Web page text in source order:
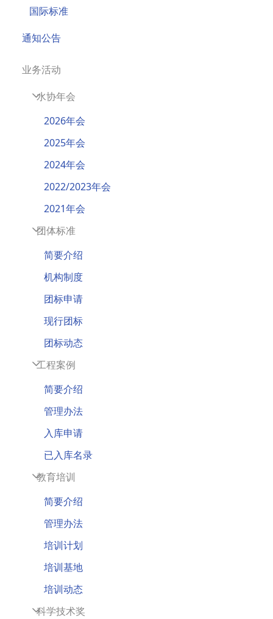
国际标准
通知公告
业务活动
水协年会
2026年会
2025年会
2024年会
2022/2023年会
2021年会
团体标准
简要介绍
机构制度
团标申请
现行团标
团标动态
工程案例
简要介绍
管理办法
入库申请
已入库名录
教育培训
简要介绍
管理办法
培训计划
培训基地
培训动态
科学技术奖